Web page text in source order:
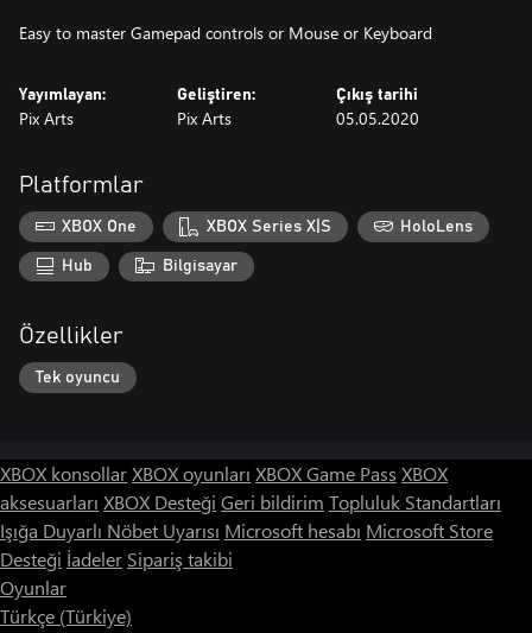
Easy to master Gamepad controls or Mouse or Keyboard
Yayımlayan:
Pix Arts
Geliştiren:
Pix Arts
Çıkış tarihi
05.05.2020
Platformlar
XBOX One XBOX Series X|S HoloLens
Hub Bilgisayar
Özellikler
Tek oyuncu
XBOX konsollarXBOX oyunları XBOX Game Pass XBOX
aksesuarları XBOX Desteği Geri bildirim Topluluk Standartları
Işığa Duyarlı Nöbet Uyarısı Microsoft hesabı Microsoft Store
Desteği İadeler Sipariş takibi
Oyunlar
Türkçe (Türkiye)